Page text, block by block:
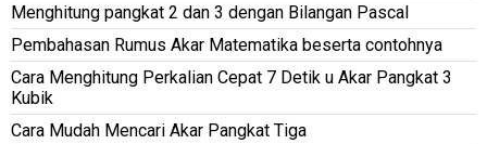
Menghitung pangkat 2 dan 3 dengan Bilangan Pascal
Pembahasan Rumus Akar Matematika beserta contohnya
Cara Menghitung Perkalian Cepat 7 Detik u Akar Pangkat 3
Kubik
Cara Mudah Mencari Akar Pangkat Tiga